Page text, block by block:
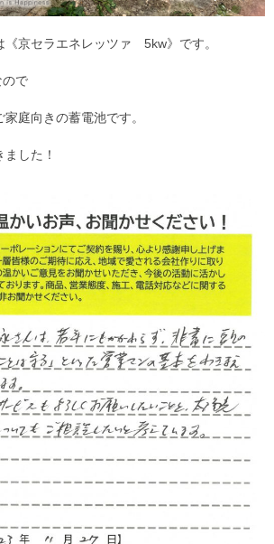
《京セラエネレッツァ 5kw》です。
ので
庭向きの蓄電池です。
した！